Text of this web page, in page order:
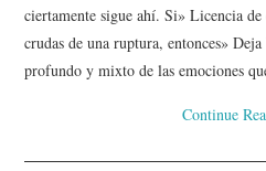
ciertamente sigue ahí. Si» Licencia
crudas de una ruptura, entonces»
profundo y mixto de las emociones
Continue